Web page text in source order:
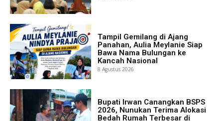
Tampil Gemilang di Ajang
Panahan, Aulia Meylanie Siap
Bawa Nama Bulungan ke
Kancah Nasional
8 Agustus 2026
Bupati Irwan Canangkan BSPS
2026, Nunukan Terima Alokasi
Bedah Rumah Terbesar di